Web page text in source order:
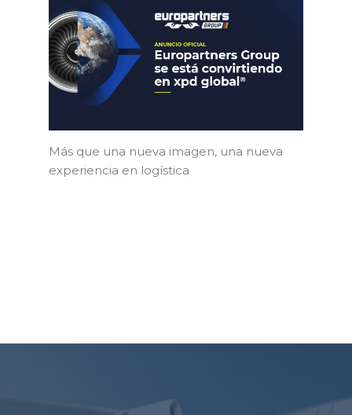
Más que una nueva imagen, una nueva
experiencia en logística